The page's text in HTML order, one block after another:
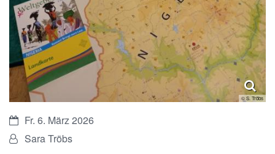
© S. Tröbs
Datum:Fr. 6. März 2026
Von:Sara Tröbs